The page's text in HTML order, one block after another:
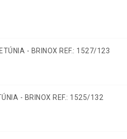
- BRINOX REF.: 1527/123
- BRINOX REF.: 1525/132